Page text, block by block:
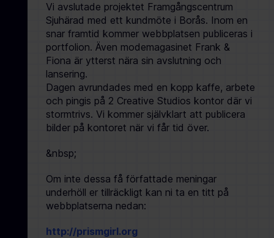
Vi avslutade projektet Framgångscentrum
Sjuhärad med ett kundmöte i Borås. Inom en
snar framtid kommer webbplatsen publiceras i
portfolion. Även modemagasinet Frank &
Fiona är ytterst nära sin avslutning och
lansering.
Dagen avrundades med en kopp kaffe, arbete
och pingis på 2 Creative Studios kontor där vi
stormtrivs. Vi kommer självklart att publicera
bilder på kontoret när vi får tid över.
&nbsp;
Om inte dessa få författade meningar
underhöll er tillräckligt kan ni ta en titt på
webbplatserna nedan:
http://prismgirl.org